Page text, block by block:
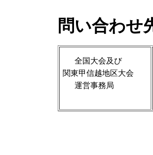
問い合わせ
全国大会及び
関東甲信越地区大会
運営事務局